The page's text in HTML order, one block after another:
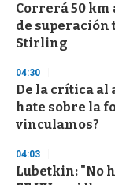
Correrá 50 km
de superación
Stirling
04:30
De la crítica al
hate sobre la
vinculamos?
04:03
Lubetkin: "No